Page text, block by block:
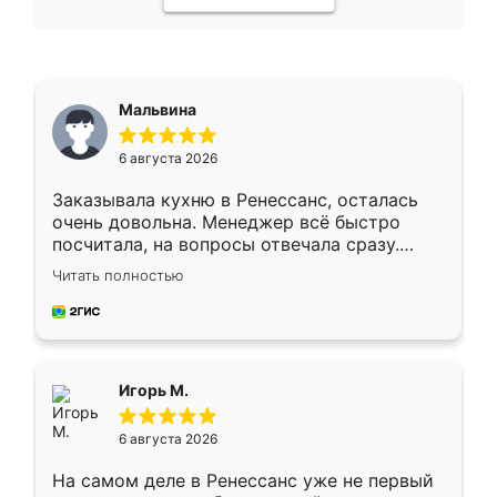
Мальвина
6 августа 2026
Заказывала кухню в Ренессанс, осталась
очень довольна. Менеджер всё быстро
посчитала, на вопросы отвечала сразу.
Замерщик приехал в субботу, подошёл к
делу со всей ответственностью. Собрали
за день, ребята работали аккуратно, даже
Читать полностью
Игорь М.
6 августа 2026
На самом деле в Ренессанс уже не первый